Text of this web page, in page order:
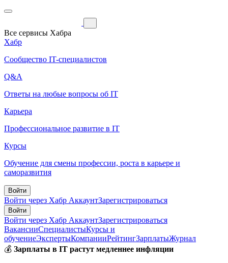
Все сервисы Хабра
Хабр
Сообщество IT-специалистов
Q&A
Ответы на любые вопросы об IT
Карьера
Профессиональное развитие в IT
Курсы
Обучение для смены профессии, роста в карьере и
саморазвития
Войти
Войти через Хабр АккаунтЗарегистрироваться
Войти
Войти через Хабр АккаунтЗарегистрироваться
ВакансииСпециалистыКурсы и
обучениеЭкспертыКомпанииРейтингЗарплатыЖурнал
💰 Зарплаты в IT растут медленнее инфляции